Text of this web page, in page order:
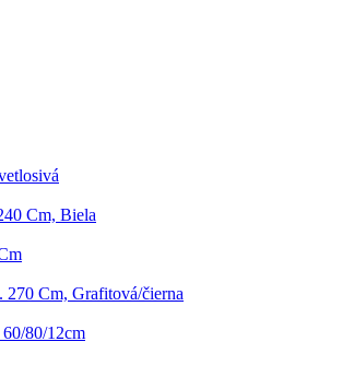
Cm, Biela
270 Cm, Grafitová/čierna
80/12cm